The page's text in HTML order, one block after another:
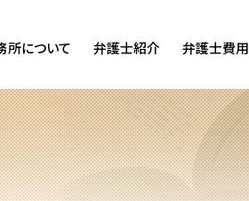
所について 弁護士紹介 弁護士費用